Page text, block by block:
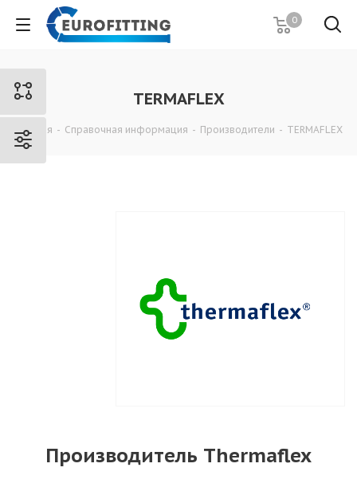
0
TERMAFLEX
Главная - Справочная информация - Производители - TERMAFLEX
Производитель Thermaflex